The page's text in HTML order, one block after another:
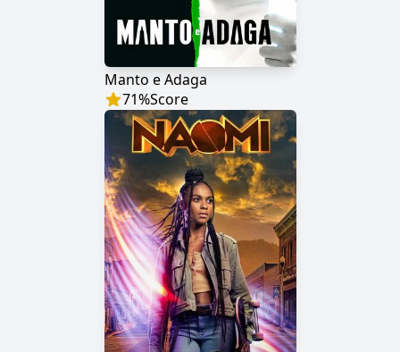
Manto e Adaga
71%Score